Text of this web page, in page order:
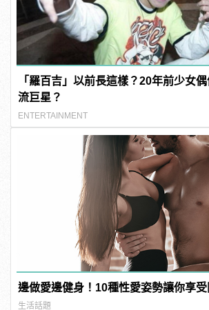
「羅百吉」以前長這樣？20年前少女
流巨星？
ENTERTAINMENT
邊做愛邊健身！10種性愛姿勢讓你享
生活話題